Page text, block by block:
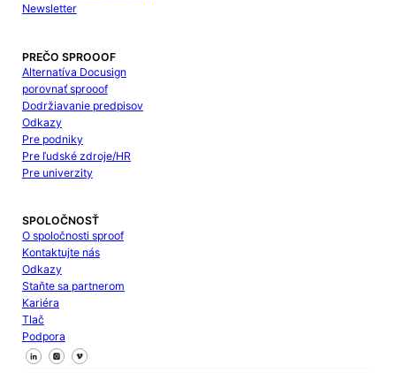
Newsletter
PREČO SPROOOF
Alternatíva Docusign
porovnať sprooof
Dodržiavanie predpisov
Odkazy
Pre podniky
Pre ľudské zdroje/HR
Pre univerzity
SPOLOČNOSŤ
O spoločnosti sproof
Kontaktujte nás
Odkazy
Staňte sa partnerom
Kariéra
Tlač
Podpora
Sledujte nás na Facebooku
Sledujte nás na X
Sledujte nás na LinkedIn